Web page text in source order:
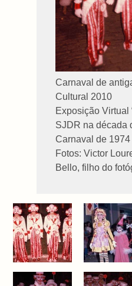
Carnaval de
Cultural 2010
Exposição Virtual
SJDR na década
Carnaval de 1974
Fotos: Victor
Bello, filho do